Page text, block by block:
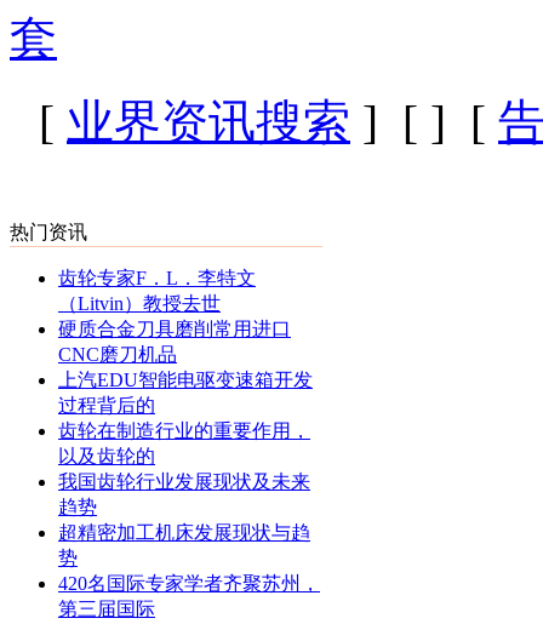
套
[ 业界资讯搜索 ] [ ] [
热门资讯
齿轮专家F．L．李特文
（Litvin）教授去世
硬质合金刀具磨削常用进口
CNC磨刀机品
上汽EDU智能电驱变速箱开发
过程背后的
齿轮在制造行业的重要作用，
以及齿轮的
我国齿轮行业发展现状及未来
趋势
超精密加工机床发展现状与趋
势
420名国际专家学者齐聚苏州，
第三届国际